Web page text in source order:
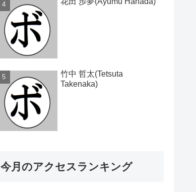
竹中 哲太(Tetsuta
Takenaka)
今月のアクセスランキング